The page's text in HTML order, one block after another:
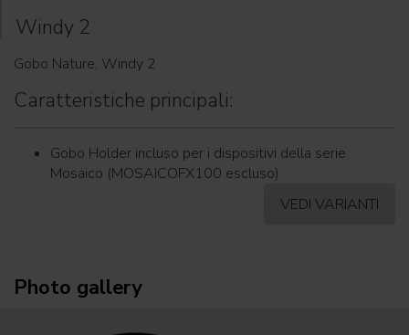
Windy 2
Gobo Nature, Windy 2
Caratteristiche principali:
Gobo Holder incluso per i dispositivi della serie
Mosaico (MOSAICOFX100 escluso)
VEDI VARIANTI
Photo gallery